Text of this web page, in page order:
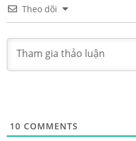
Theo dõi
10 COMMENTS